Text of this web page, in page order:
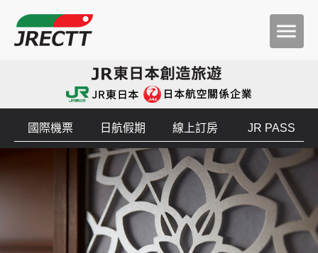
國際機票 日航假期 線上訂房 JR PASS